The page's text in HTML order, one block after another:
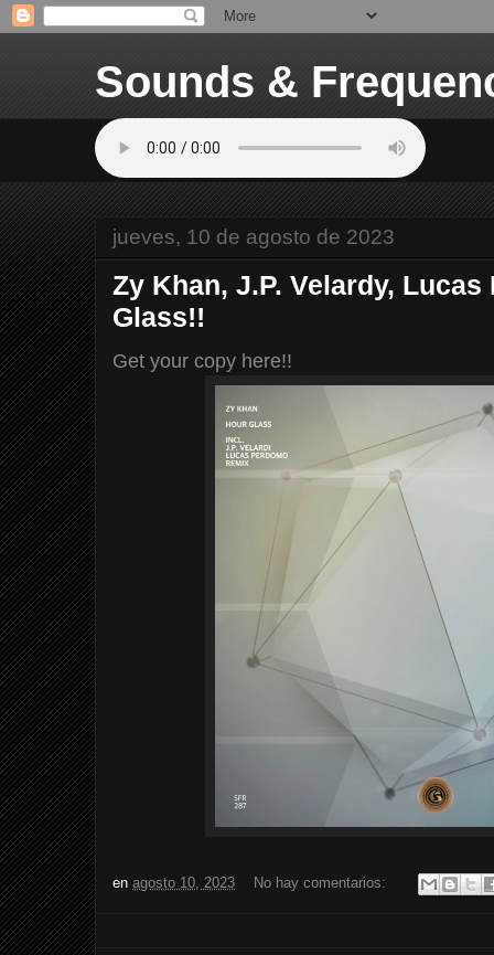
Sounds &
jueves, 10 de agosto de 2023
Zy Khan, J.P. Velardy,
Glass!!
Get your copy here!!
en agosto 10, 2023 No hay comentarios: